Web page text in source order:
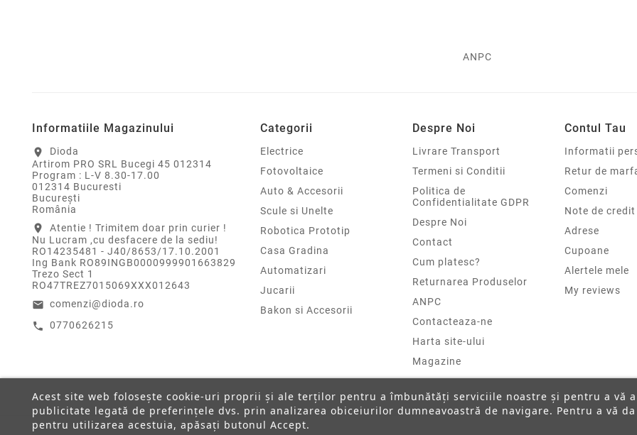
ANPC
Informatiile Magazinului
location_on
Dioda
Artirom PRO SRL Bucegi 45 012314
Program : L-V 8.30-17.00
012314 Bucuresti
Bucureşti
România
location_on
Atentie ! Trimitem doar prin curier !
Nu Lucram ,cu desfacere de la sediu!
RO14235481 - J40/8653/17.10.2001
Ing Bank RO89INGB0000999901663829
Trezo Sect 1
RO47TREZ7015069XXX012643
email comenzi@dioda.ro
call 0770626215
Categorii
Electrice
Fotovoltaice
Auto & Accesorii
Scule si Unelte
Robotica Prototip
Casa Gradina
Automatizari
Jucarii
Bakon si Accesorii
Despre Noi
Livrare Transport
Termeni si Conditii
Politica de
Confidentialitate GDPR
Despre Noi
Contact
Cum platesc?
Returnarea Produselor
ANPC
Contacteaza-ne
Harta site-ului
Magazine
Contul Tau
Informatii
Retur de
Comenzi
Note de credit
Adrese
Cupoane
Alertele mele
My reviews
Acest site web folosește cookie-uri proprii și ale terților pentru a îmbunătăți serviciile noastre și pentru a vă
publicitate legată de preferințele dvs. prin analizarea obiceiurilor dumneavoastră de navigare. Pentru a vă
pentru utilizarea acestuia, apăsați butonul Accept.